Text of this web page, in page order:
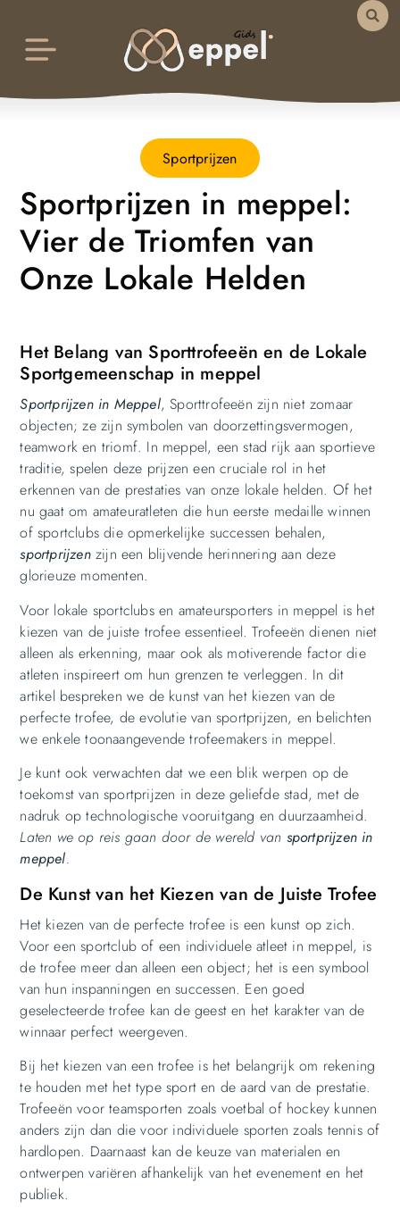
Sportprijzen
Sportprijzen in meppel:
Vier de Triomfen van
Onze Lokale Helden
Het Belang van Sporttrofeeën en de Lokale
Sportgemeenschap in meppel
Sportprijzen in Meppel, Sporttrofeeën zijn niet zomaar
objecten; ze zijn symbolen van doorzettingsvermogen,
teamwork en triomf. In meppel, een stad rijk aan sportieve
traditie, spelen deze prijzen een cruciale rol in het
erkennen van de prestaties van onze lokale helden. Of het
nu gaat om amateuratleten die hun eerste medaille winnen
of sportclubs die opmerkelijke successen behalen,
sportprijzenzijn een blijvende herinnering aan deze
glorieuze momenten.
Voor lokale sportclubs en amateursporters in meppel is het
kiezen van de juiste trofee essentieel. Trofeeën dienen niet
alleen als erkenning, maar ook als motiverende factor die
atleten inspireert om hun grenzen te verleggen. In dit
artikel bespreken we de kunst van het kiezen van de
perfecte trofee, de evolutie van sportprijzen, en belichten
we enkele toonaangevende trofeemakers in meppel.
Je kunt ook verwachten dat we een blik werpen op de
toekomst van sportprijzen in deze geliefde stad, met de
nadruk op technologische vooruitgang en duurzaamheid.
Laten we op reis gaan door de wereld van sportprijzen in
meppel.
De Kunst van het Kiezen van de Juiste Trofee
Het kiezen van de perfecte trofee is een kunst op zich.
Voor een sportclub of een individuele atleet in meppel, is
de trofee meer dan alleen een object; het is een symbool
van hun inspanningen en successen. Een goed
geselecteerde trofee kan de geest en het karakter van de
winnaar perfect weergeven.
Bij het kiezen van een trofee is het belangrijk om rekening
te houden met het type sport en de aard van de prestatie.
Trofeeën voor teamsporten zoals voetbal of hockey kunnen
anders zijn dan die voor individuele sporten zoals tennis of
hardlopen. Daarnaast kan de keuze van materialen en
ontwerpen variëren afhankelijk van het evenement en het
publiek.